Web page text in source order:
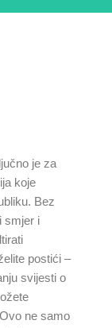
je za
koje
Bez
smjer i
postići –
svijesti o
ne samo